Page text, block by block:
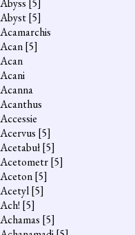
Abyss [5]
Abyst[5]
Acamarchis
Acan[5]
Acan
Acani
Acanna
Acanthus
Accessie
Acervus [5]
Acetabuł[5]
Acetometr[5]
Aceton[5]
Acetyl[5]
Ach! [5]
Achamas [5]